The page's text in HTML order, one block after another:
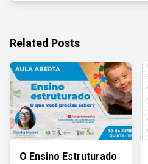
Related Posts
O Ensino Estruturado